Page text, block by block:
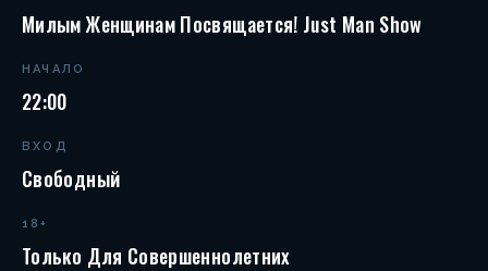
Милым Женщинам Посвящается! Just Man Show
НАЧАЛО
22:00
ВХОД
Свободный
18+
Только Для Совершеннолетних